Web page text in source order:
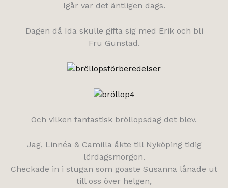
Igår var det äntligen dags.
Dagen då Ida skulle gifta sig med Erik och bli
Fru Gunstad.
Och vilken fantastisk bröllopsdag det blev.
Jag, Linnéa & Camilla åkte till Nyköping tidig
lördagsmorgon.
Checkade in i stugan som goaste Susanna lånade ut
till oss över helgen,